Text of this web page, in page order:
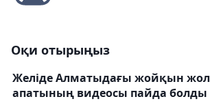
Оқи отырыңыз
Желіде Алматыдағы жойқын жол
апатының видеосы пайда болды